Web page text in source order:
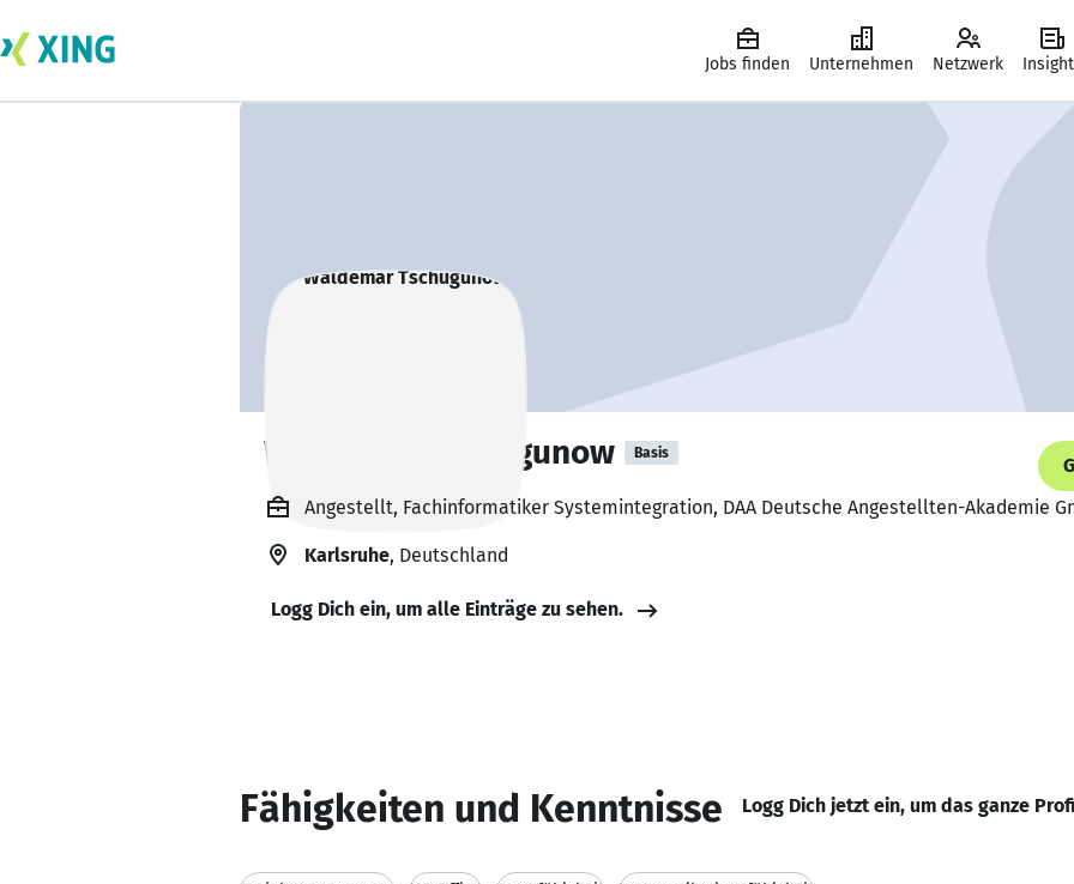
Jobs finden Unternehmen Netzwerk
Waldemar Tschugunow Basis
Angestellt, Fachinformatiker Systemintegration, DAA Deutsche Angestellten-Akademie
Karlsruhe, Deutschland
Logg Dich ein, um alle Einträge zu sehen.
Fähigkeiten und Kenntnisse Logg Dich jetzt ein, um das ganze